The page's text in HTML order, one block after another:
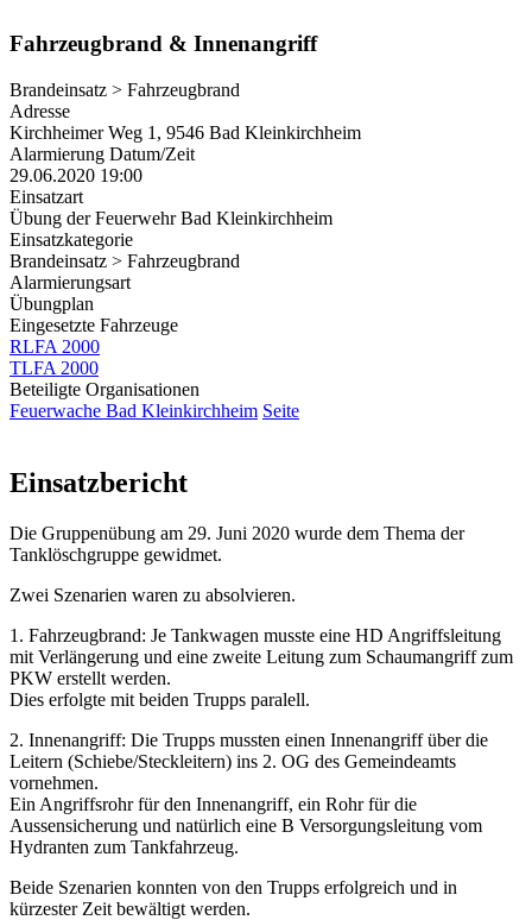
Fahrzeugbrand & Innenangriff
Brandeinsatz > Fahrzeugbrand
Adresse
Kirchheimer Weg 1, 9546 Bad Kleinkirchheim
Alarmierung Datum/Zeit
29.06.2020 19:00
Einsatzart
Übung der Feuerwehr Bad Kleinkirchheim
Einsatzkategorie
Brandeinsatz > Fahrzeugbrand
Alarmierungsart
Übungplan
Eingesetzte Fahrzeuge
RLFA 2000
TLFA 2000
Beteiligte Organisationen
Feuerwache Bad Kleinkirchheim Seite
Einsatzbericht
Die Gruppenübung am 29. Juni 2020 wurde dem Thema der
Tanklöschgruppe gewidmet.
Zwei Szenarien waren zu absolvieren.
1. Fahrzeugbrand: Je Tankwagen musste eine HD Angriffsleitung
mit Verlängerung und eine zweite Leitung zum Schaumangriff zum
PKW erstellt werden.
Dies erfolgte mit beiden Trupps paralell.
2. Innenangriff: Die Trupps mussten einen Innenangriff über die
Leitern (Schiebe/Steckleitern) ins 2. OG des Gemeindeamts
vornehmen.
Ein Angriffsrohr für den Innenangriff, ein Rohr für die
Aussensicherung und natürlich eine B Versorgungsleitung vom
Hydranten zum Tankfahrzeug.
Beide Szenarien konnten von den Trupps erfolgreich und in
kürzester Zeit bewältigt werden.